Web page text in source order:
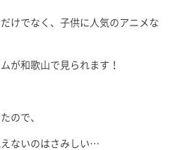
けでなく、子供に人気のアニメな
が和歌山で見られます！
ので、
ないのはさみしい…